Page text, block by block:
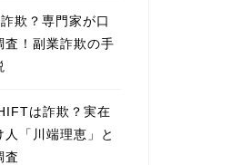
欺？専門家が口
査！副業詐欺の手
は詐欺？実在
「川端理恵」と
査